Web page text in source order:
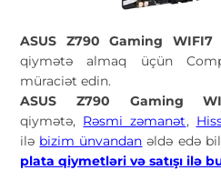
ASUS Z790 Gaming WIFI7
qiymətə almaq üçün
müraciət edin.
ASUS Z790 Gaming
qiymətə, Rəsmi zəmanət,
ilə bizim ünvandan əldə edə
plata qiymetləri və satışı ilə